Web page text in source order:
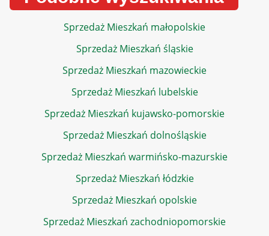
Sprzedaż Mieszkań małopolskie
Sprzedaż Mieszkań śląskie
Sprzedaż Mieszkań mazowieckie
Sprzedaż Mieszkań lubelskie
Sprzedaż Mieszkań kujawsko-pomorskie
Sprzedaż Mieszkań dolnośląskie
Sprzedaż Mieszkań warmińsko-mazurskie
Sprzedaż Mieszkań łódzkie
Sprzedaż Mieszkań opolskie
Sprzedaż Mieszkań zachodniopomorskie